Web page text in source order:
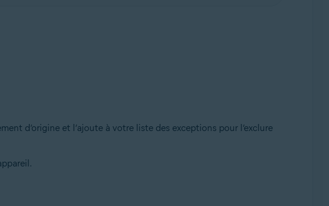
d’origine et l’ajoute à votre liste des exceptions pour l’exclure